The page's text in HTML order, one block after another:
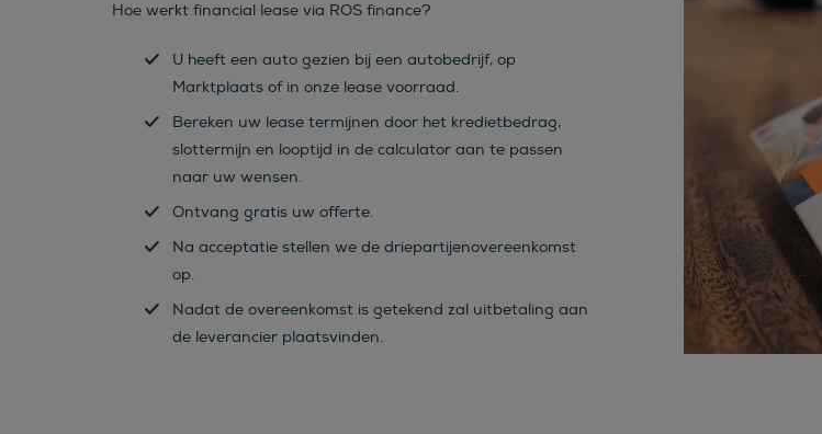
Hoe werkt financial lease via ROS finance?
U heeft een auto gezien bij een autobedrijf, op
Marktplaats of in onze lease voorraad.
Bereken uw lease termijnen door het kredietbedrag,
slottermijn en looptijd in de calculator aan te passen
naar uw wensen.
Ontvang gratis uw offerte.
Na acceptatie stellen we de driepartijenovereenkomst
op.
Nadat de overeenkomst is getekend zal uitbetaling aan
de leverancier plaatsvinden.